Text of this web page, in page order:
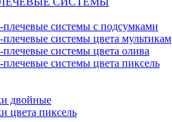
системы с подсумками
системы цвета мультикам
системы цвета олива
системы цвета пиксель
двойные
цвета пиксель